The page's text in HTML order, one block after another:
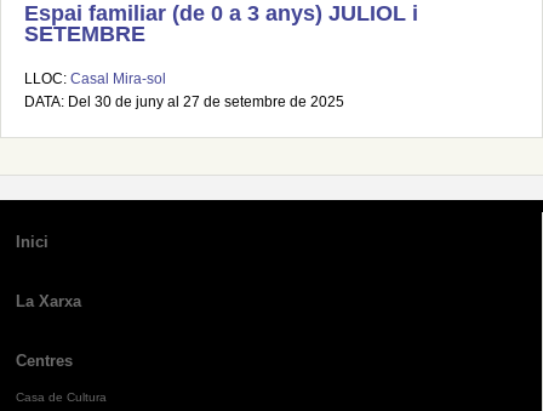
Espai familiar (de 0 a 3 anys) JULIOL i
SETEMBRE
LLOC: Casal Mira-sol
DATA: Del 30 de juny al 27 de setembre de 2025
Inici
La Xarxa
Centres
Casa de Cultura